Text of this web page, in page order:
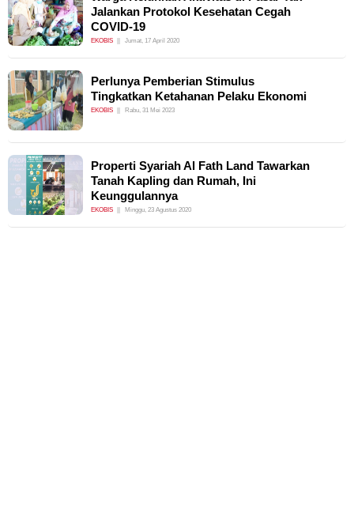
Jalankan Protokol Kesehatan Cegah
COVID-19
EKOBIS Jumat, 17 April 2020
Perlunya Pemberian Stimulus
Tingkatkan Ketahanan Pelaku Ekonomi
EKOBIS Rabu, 31 Mei 2023
Properti Syariah Al Fath Land Tawarkan
Tanah Kapling dan Rumah, Ini
Keunggulannya
EKOBIS Minggu, 23 Agustus 2020